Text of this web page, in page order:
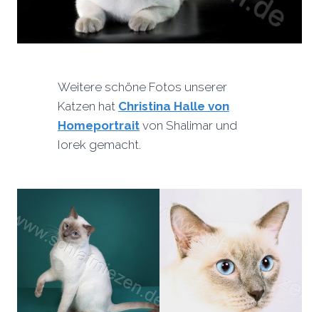
Weitere schöne Fotos unserer
Katzen hat Christina Halle von
Homeportraitvon Shalimar und
Iorek gemacht.